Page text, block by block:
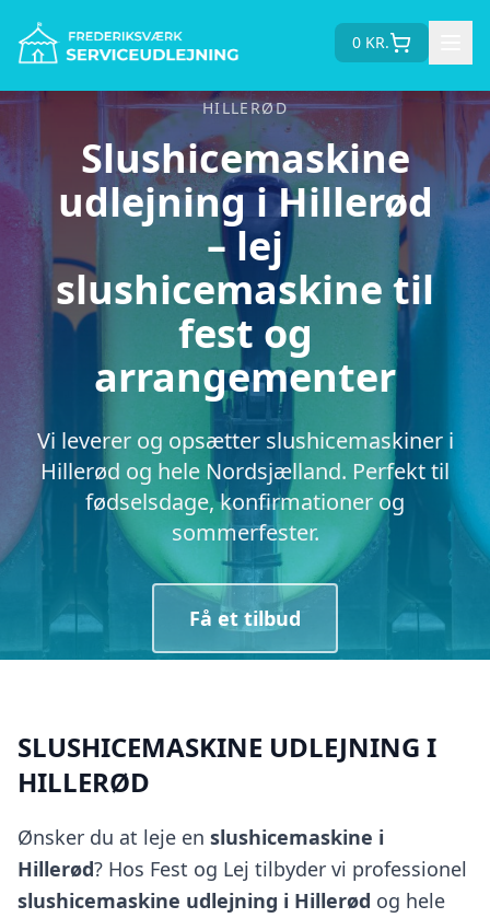
0 KR.
HILLERØD
Slushicemaskine
udlejning i Hillerød
– lej
slushicemaskine til
fest og
arrangementer
Vi leverer og opsætter slushicemaskiner i
Hillerød og hele Nordsjælland. Perfekt til
fødselsdage, konfirmationer og
sommerfester.
Få et tilbud
SLUSHICEMASKINE UDLEJNING I
HILLERØD
Ønsker du at leje en slushicemaskine i
Hillerød? Hos Fest og Lej tilbyder vi professionel
slushicemaskine udlejning i Hillerød og hele